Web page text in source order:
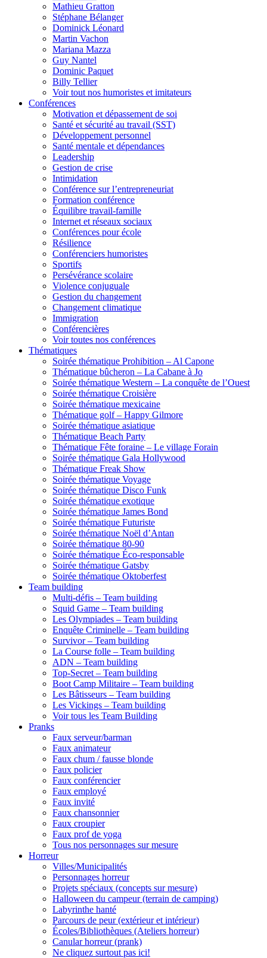
Mathieu Gratton
Stéphane Bélanger
Dominick Léonard
Martin Vachon
Mariana Mazza
Guy Nantel
Dominic Paquet
Billy Tellier
Voir tout nos humoristes et imitateurs
Conférences
Motivation et dépassement de soi
Santé et sécurité au travail (SST)
Développement personnel
Santé mentale et dépendances
Leadership
Gestion de crise
Intimidation
Conférence sur l’entrepreneuriat
Formation conférence
Équilibre travail-famille
Internet et réseaux sociaux
Conférences pour école
Résilience
Conférenciers humoristes
Sportifs
Persévérance scolaire
Violence conjuguale
Gestion du changement
Changement climatique
Immigration
Conférencières
Voir toutes nos conférences
Thématiques
Soirée thématique Prohibition – Al Capone
Thématique bûcheron – La Cabane à Jo
Soirée thématique Western – La conquête de l’Ouest
Soirée thématique Croisière
Soirée thématique mexicaine
Thématique golf – Happy Gilmore
Soirée thématique asiatique
Thématique Beach Party
Thématique Fête foraine – Le village Forain
Soirée thématique Gala Hollywood
Thématique Freak Show
Soirée thématique Voyage
Soirée thématique Disco Funk
Soirée thématique exotique
Soirée thématique James Bond
Soirée thématique Futuriste
Soirée thématique Noël d’Antan
Soirée thématique 80-90
Soirée thématique Éco-responsable
Soirée thématique Gatsby
Soirée thématique Oktoberfest
Team building
Multi-défis – Team building
Squid Game – Team building
Les Olympiades – Team building
Enquête Criminelle – Team building
Survivor – Team building
La Course folle – Team building
ADN – Team building
Top-Secret – Team building
Boot Camp Militaire – Team building
Les Bâtisseurs – Team building
Les Vickings – Team building
Voir tous les Team Building
Pranks
Faux serveur/barman
Faux animateur
Faux chum / fausse blonde
Faux policier
Faux conférencier
Faux employé
Faux invité
Faux chansonnier
Faux croupier
Faux prof de yoga
Tous nos personnages sur mesure
Horreur
Villes/Municipalités
Personnages horreur
Projets spéciaux (concepts sur mesure)
Halloween du campeur (terrain de camping)
Labyrinthe hanté
Parcours de peur (extérieur et intérieur)
Écoles/Bibliothèques (Ateliers horreur)
Canular horreur (prank)
Ne cliquez surtout pas ici!